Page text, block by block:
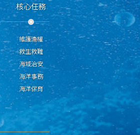
核心任務
維護漁權
救生救難
海域治安
海洋事務
海洋保育